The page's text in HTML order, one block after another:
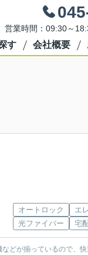
営業時間：09:30～
す 会社概要
オートロック エ
光ファイバー
宅
どが揃っているので、